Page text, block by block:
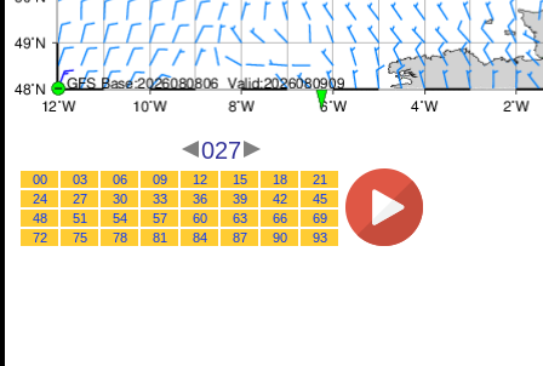
027
00 03 06 09 12 15 18
21
24
27 30 33 36 39 42
45
48
51 54 57 60 63 66
69
72
75 78 81 84 87 90 93